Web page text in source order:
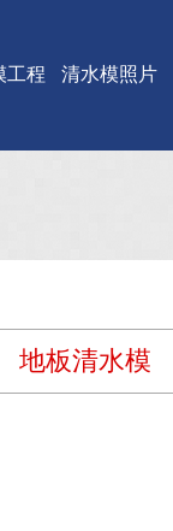
工程 清水模照片
地板清水模